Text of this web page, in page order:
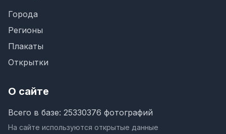
Города
Регионы
Плакаты
Открытки
О сайте
Всего в базе: 25330376 фотографий
На сайте используются открытые данные